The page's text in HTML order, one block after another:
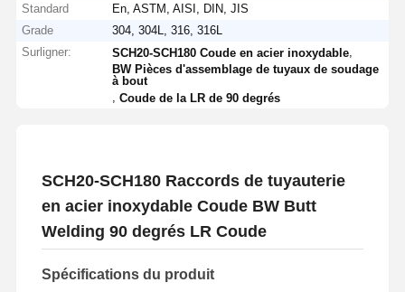
Standard
En, ASTM, AISI, DIN, JIS
Grade
304, 304L, 316, 316L
Surligner:
SCH20-SCH180 Coude en acier inoxydable
BW Pièces d'assemblage de tuyaux de soudage
à bout
,Coude de la LR de 90 degrés
SCH20-SCH180 Raccords de tuyauterie
en acier inoxydable Coude BW Butt
Welding 90 degrés LR Coude
Spécifications du produit